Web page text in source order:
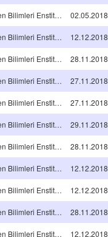
Fen Bilimleri Enstitüsü 02.05.2018
Fen Bilimleri Enstitüsü 12.12.2018
Fen Bilimleri Enstitüsü 28.11.2018
Fen Bilimleri Enstitüsü 27.11.2018
Fen Bilimleri Enstitüsü 27.11.2018
Fen Bilimleri Enstitüsü 29.11.2018
Fen Bilimleri Enstitüsü 28.11.2018
Fen Bilimleri Enstitüsü 12.12.2018
Fen Bilimleri Enstitüsü 12.12.2018
Fen Bilimleri Enstitüsü 28.11.2018
Fen Bilimleri Enstitüsü 12.12.2018